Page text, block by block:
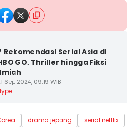
Rekomendasi Serial Asia di
GO, Thriller hingga Fiksi
Sep 2024, 09:19 WIB
drama jepang
serial netflix